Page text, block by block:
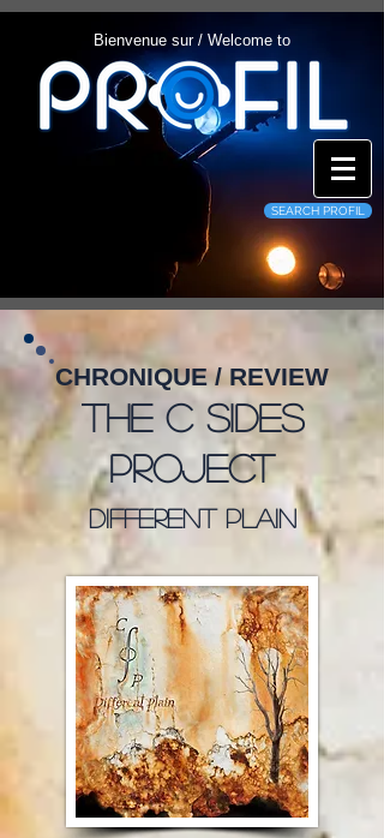
Bienvenue sur / Welcome to
SEARCH PROFIL
CHRONIQUE / REVIEW
The C Sides
Project
Different Plain